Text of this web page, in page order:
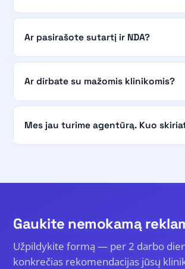
Ar pasirašote sutartį ir NDA?
Ar dirbate su mažomis klinikomis?
Mes jau turime agentūrą. Kuo
Gaukite nemokamą
Užpildykite formą — per 2 darbo
konkrečias rekomendacijas jūsų